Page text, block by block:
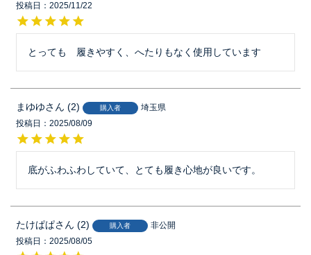
投稿日
2025/11/22
とっても　履きやすく、へたりもなく使用しています
まゆゆ 2 購入者
埼玉県
投稿日
2025/08/09
底がふわふわしていて、とても履き心地が良いです。
たけぱぱ 2 購入者
非公開
投稿日
2025/08/05